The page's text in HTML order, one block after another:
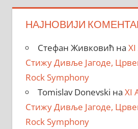
НАЈНОВИЈИ
Стефан Живковић на
Стижу Дивље Јагоде,
Rock Symphony
Tomislav Donevski на XI
Стижу Дивље Јагоде,
Rock Symphony